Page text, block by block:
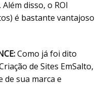
disso, o ROI
é bastante vantajoso
Como já foi dito
de Sites EmSalto,
de sua marca e